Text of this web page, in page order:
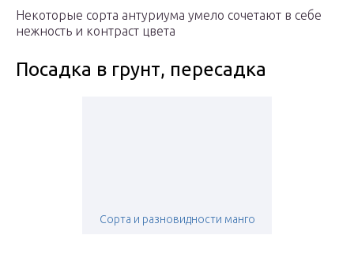
Некоторые сорта антуриума умело сочетают в себе
нежность и контраст цвета
Посадка в грунт, пересадка
Сорта и разновидности манго